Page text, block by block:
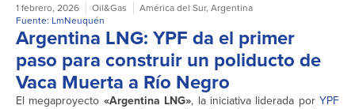
1 febrero, 2026 Oil&Gas América del Sur, Argentina
Fuente: LmNeuquén
Argentina LNG: YPF da el primer
paso para construir un poliducto de
Vaca Muerta a Río Negro
El megaproyecto «Argentina LNG», la iniciativa liderada por YPF